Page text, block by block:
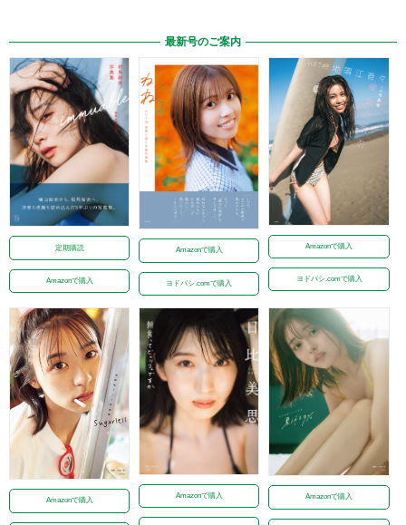
最新号のご案内
定期購読
Amazonで購入
Amazonで購入
ヨドバシ.comで購入
Amazonで購入
ヨドバシ.comで購入
Amazonで購入
Amazonで購入 Amazonで購入